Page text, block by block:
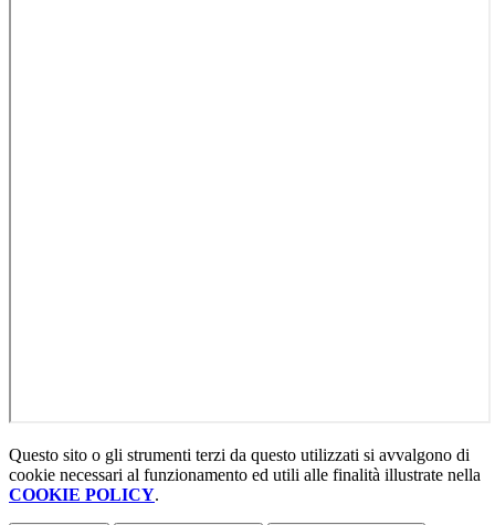
Questo sito o gli strumenti terzi da questo utilizzati si avvalgono di
cookie necessari al funzionamento ed utili alle finalità illustrate nella
COOKIE POLICY.